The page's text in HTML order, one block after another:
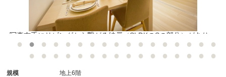
写真右手にリビングから繋がる納戸（SLDKのSの部分）があり、
小さなお子様の遊ぶスペースとしても使えますし、ワークスペース
としてもお使いいただけます♪
規模 地上6階